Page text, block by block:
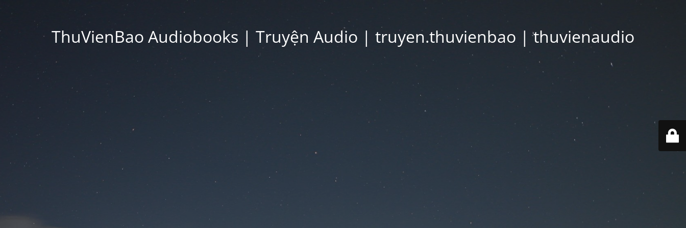
ThuVienBao Audiobooks | Truyện Audio | truyen.thuvienbao | thuvienaudio